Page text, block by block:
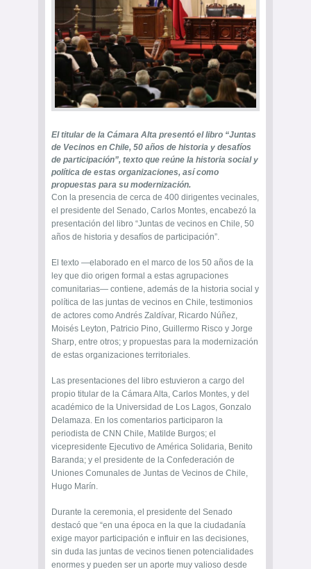
El titular de la Cámara Alta presentó el libro “Juntas
de Vecinos en Chile, 50 años de historia y desafíos
de participación”, texto que reúne la historia social y
política de estas organizaciones, así como
propuestas para su modernización.
Con la presencia de cerca de 400 dirigentes vecinales,
el presidente del Senado, Carlos Montes, encabezó la
presentación del libro “Juntas de vecinos en Chile, 50
años de historia y desafíos de participación”.
El texto —elaborado en el marco de los 50 años de la
ley que dio origen formal a estas agrupaciones
comunitarias— contiene, además de la historia social y
política de las juntas de vecinos en Chile, testimonios
de actores como Andrés Zaldívar, Ricardo Núñez,
Moisés Leyton, Patricio Pino, Guillermo Risco y Jorge
Sharp, entre otros; y propuestas para la modernización
de estas organizaciones territoriales.
Las presentaciones del libro estuvieron a cargo del
propio titular de la Cámara Alta, Carlos Montes, y del
académico de la Universidad de Los Lagos, Gonzalo
Delamaza. En los comentarios participaron la
periodista de CNN Chile, Matilde Burgos; el
vicepresidente Ejecutivo de América Solidaria, Benito
Baranda; y el presidente de la Confederación de
Uniones Comunales de Juntas de Vecinos de Chile,
Hugo Marín.
Durante la ceremonia, el presidente del Senado
destacó que “en una época en la que la ciudadanía
exige mayor participación e influir en las decisiones,
sin duda las juntas de vecinos tienen potencialidades
enormes y pueden ser un aporte muy valioso desde